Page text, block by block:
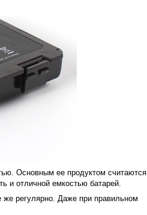
Основным ее продуктом считаются
и отличной емкостью батарей.
же регулярно. Даже при правильном